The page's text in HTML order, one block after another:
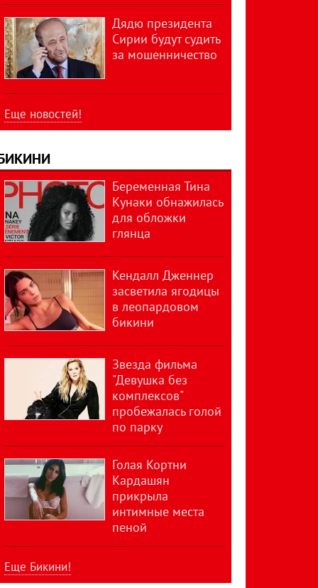
Дядю президента
Сирии будут судить
за мошенничество
Еще новостей!
Беременная Тина
Кунаки обнажилась
для обложки
глянца
Кендалл Дженнер
засветила ягодицы
в леопардовом
бикини
Звезда фильма
"Девушка без
комплексов"
пробежалась голой
по парку
Голая Кортни
Кардашян
прикрыла
интимные места
пеной
Еще Бикини!